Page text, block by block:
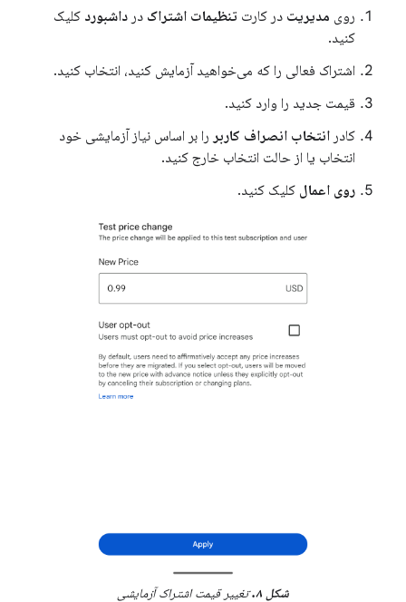
روی مدیریت در کارت تنظیمات اشتراک در داشبورد کلیک
کنید.
اشتراک فعالی را که می‌خواهید آزمایش کنید، انتخاب کنید.
قیمت جدید را وارد کنید.
کادر انتخاب انصراف کاربر را بر اساس نیاز آزمایشی خود
انتخاب یا از حالت انتخاب خارج کنید.
روی اعمال کلیک کنید.
شکل ۸. تغییر قیمت اشتراک آزمایشی